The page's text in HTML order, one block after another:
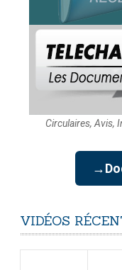
Circulaires, Avis,
VIDÉOS